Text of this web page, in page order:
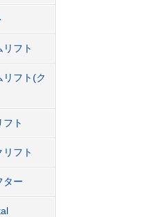
フト
リフト(ク
ト
フト
ター